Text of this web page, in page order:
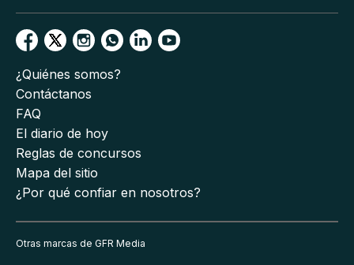
¿Quiénes somos?
Contáctanos
FAQ
El diario de hoy
Reglas de concursos
Mapa del sitio
¿Por qué confiar en nosotros?
Otras marcas de GFR Media